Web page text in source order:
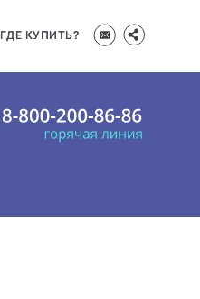
ГДЕ КУПИТЬ?